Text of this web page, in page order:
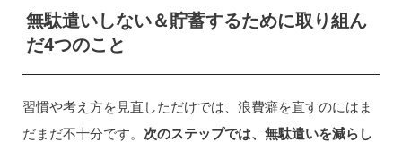
無駄遣いしない＆貯蓄するために取り組ん
だ4つのこと
習慣や考え方を見直しただけでは、浪費癖を直すのにはま
だまだ不十分です。 次のステップでは、無駄遣いを減らし